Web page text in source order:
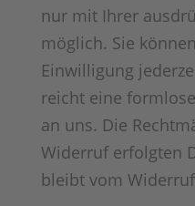
nur mit Ihrer
möglich. Sie
Einwilligung
reicht eine
an uns. Die
Widerruf erfolgten
bleibt vom